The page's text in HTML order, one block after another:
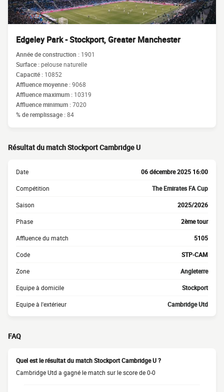
Edgeley Park - Stockport, Greater Manchester
Année de construction : 1901
Surface :pelouse naturelle
Capacité : 10852
Affluence moyenne :9068
Affluence maximum : 10319
Affluence minimum :7020
% de remplissage :84
Résultat du match Stockport Cambridge U
Date 06 décembre 2025 16:00
Compétition The Emirates FA Cup
Saison 2025/2026
Phase 2ème tour
Affluence du match 5105
Code STP-CAM
Zone Angleterre
Equipe à domicile Stockport
Equipe à l'extérieur Cambridge Utd
FAQ
Quel est le résultat du match Stockport Cambridge U ?
Cambridge Utd a gagné le match sur le score de 0-0